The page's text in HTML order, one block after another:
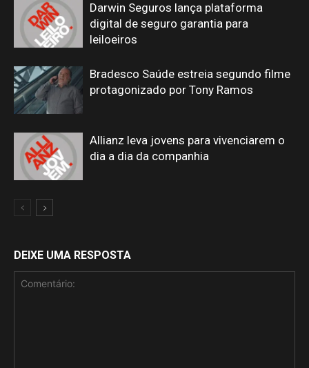
Darwin Seguros lança plataforma
digital de seguro garantia para
leiloeiros
Bradesco Saúde estreia segundo filme
protagonizado por Tony Ramos
Allianz leva jovens para vivenciarem o
dia a dia da companhia
DEIXE UMA RESPOSTA